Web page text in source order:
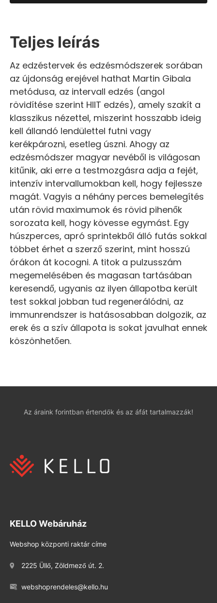
Teljes leírás
Az edzéstervek és edzésmódszerek sorában
az újdonság erejével hathat Martin Gibala
metódusa, az intervall edzés (angol
rövidítése szerint HIIT edzés), amely szakít a
klasszikus nézettel, miszerint hosszabb ideig
kell állandó lendülettel futni vagy
kerékpározni, esetleg úszni. Ahogy az
edzésmódszer magyar nevéből is világosan
kitűnik, aki erre a testmozgásra adja a fejét,
intenzív intervallumokban kell, hogy fejlessze
magát. Vagyis a néhány perces bemelegítés
után rövid maximumok és rövid pihenők
sorozata kell, hogy kövesse egymást. Egy
húszperces, apró sprintekből álló futás sokkal
többet érhet a szerző szerint, mint hosszú
órákon át kocogni. A titok a pulzusszám
megemelésében és magasan tartásában
keresendő, ugyanis az ilyen állapotba került
test sokkal jobban tud regenerálódni, az
immunrendszer is hatásosabban dolgozik, az
erek és a szív állapota is sokat javulhat ennek
köszönhetően.
Az áraink forintban értendők és az áfát tartalmazzák!
KELLO Webáruház
Webshop központi raktár címe
2225 Üllő, Zöldmező út. 2.
webshoprendeles@kello.hu